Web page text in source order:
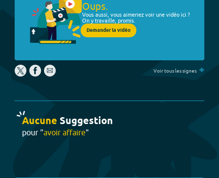
Oups.
Vous aussi, vous aimeriez voir une vidéo ici ?
On y travaille, promis.
Demander la vidéo
Voir tous les signes +
Aucune Suggestion
pour "avoir affaire"